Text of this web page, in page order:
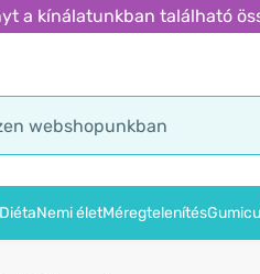
a kínálatunkban található
DiétaNemi életMéregtelenítés